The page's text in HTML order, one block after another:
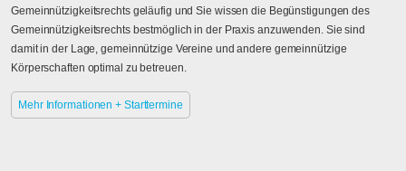
Gemeinnützigkeitsrechts geläufig und Sie wissen die Begünstigungen des
Gemeinnützigkeitsrechts bestmöglich in der Praxis anzuwenden. Sie sind
damit in der Lage, gemeinnützige Vereine und andere gemeinnützige
Körperschaften optimal zu betreuen.
Mehr Informationen + Starttermine